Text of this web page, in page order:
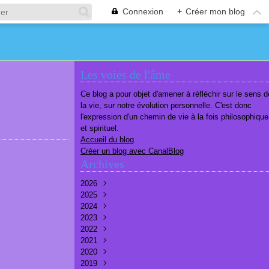
Connexion + Créer mon blog
Les voies de l'âme
Ce blog a pour objet d'amener à réfléchir sur le sens
la vie, sur notre évolution personnelle. C'est donc
l'expression d'un chemin de vie à la fois philosophique
et spirituel.
Accueil du blog
Créer un blog avec CanalBlog
Archives
2026
Août
Juillet
Juin
Mai(7)
Avril
Mars
Février
2025
Décembre
Novembre
Octobre
Septembre
Août
Juillet
2024
Décembre
Novembre
Octobre
Septembre
Août
2023
Décembre
Novembre
Octobre
Septembre
2022
Décembre
Septembre
Août
2021
Décembre
Novembre
2020
Décembre
2019